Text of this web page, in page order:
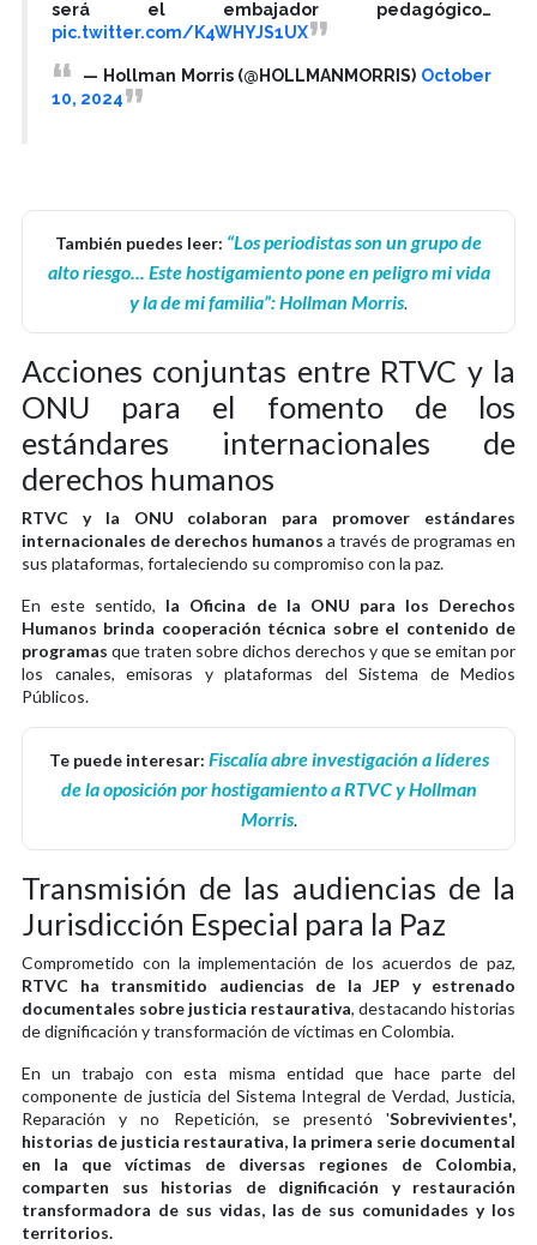
será el embajador pedagógico…
pic.twitter.com/K4WHYJS1UX
— Hollman Morris (@HOLLMANMORRIS) October
10, 2024
También puedes leer: “Los periodistas son un grupo de
alto riesgo... Este hostigamiento pone en peligro mi vida
y la de mi familia”: Hollman Morris.
Acciones conjuntas entre RTVC y la
ONU para el fomento de los
estándares internacionales de
derechos humanos
RTVC y la ONU colaboran para promover estándares
internacionales de derechos humanos a través de programas en
sus plataformas, fortaleciendo su compromiso con la paz.
En este sentido, la Oficina de la ONU para los Derechos
Humanos brinda cooperación técnica sobre el contenido de
programas que traten sobre dichos derechos y que se emitan por
los canales, emisoras y plataformas del Sistema de Medios
Públicos.
Te puede interesar: Fiscalía abre investigación a líderes
de la oposición por hostigamiento a RTVC y Hollman
Morris.
Transmisión de las audiencias de la
Jurisdicción Especial para la Paz
Comprometido con la implementación de los acuerdos de paz,
RTVC ha transmitido audiencias de la JEP y estrenado
documentales sobre justicia restaurativa, destacando historias
de dignificación y transformación de víctimas en Colombia.
En un trabajo con esta misma entidad que hace parte del
componente de justicia del Sistema Integral de Verdad, Justicia,
Reparación y no Repetición, se presentó 'Sobrevivientes',
historias de justicia restaurativa, la primera serie documental
en la que víctimas de diversas regiones de Colombia,
comparten sus historias de dignificación y restauración
transformadora de sus vidas, las de sus comunidades y los
territorios.